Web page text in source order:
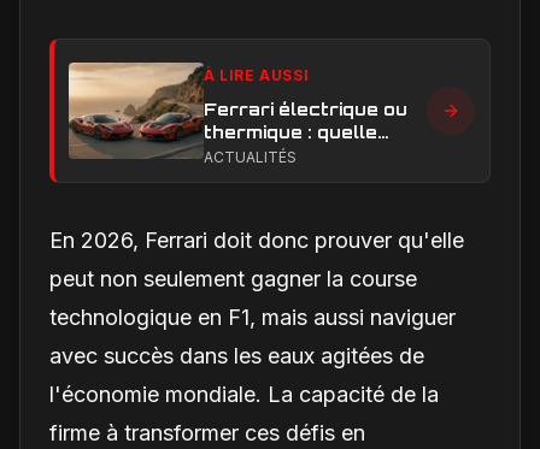
À LIRE AUSSI
Ferrari électrique ou
thermique : quelle
performance et quelle
ACTUALITÉS
En 2026, Ferrari doit donc prouver qu'elle
peut non seulement gagner la course
technologique en F1, mais aussi naviguer
avec succès dans les eaux agitées de
l'économie mondiale. La capacité de la
firme à transformer ces défis en